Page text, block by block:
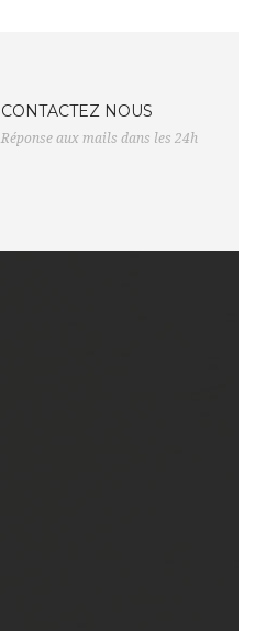
CONTACTEZ NOUS
Réponse aux mails dans les 24h